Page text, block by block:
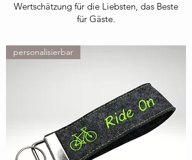
Wertschätzung für die Liebsten, das Beste
für Gäste.
personalisierbar